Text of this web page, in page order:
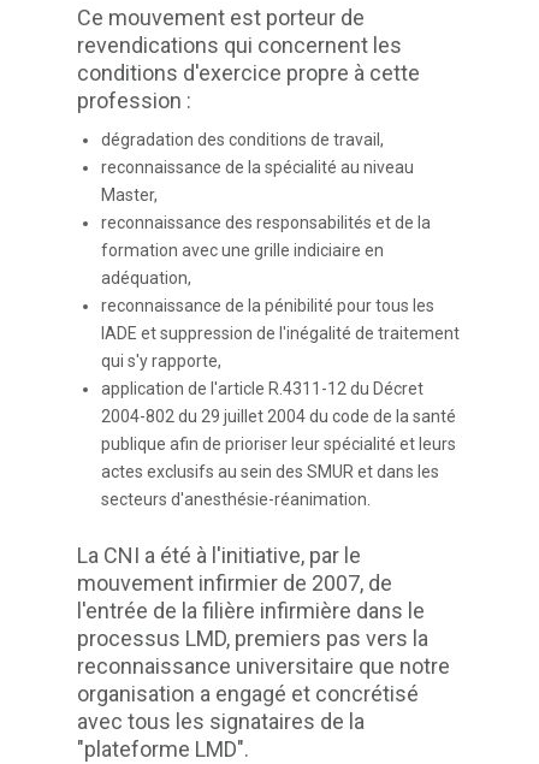
Ce mouvement est porteur de
revendications qui concernent les
conditions d'exercice propre à cette
profession :
dégradation des conditions de travail,
reconnaissance de la spécialité au niveau
Master,
reconnaissance des responsabilités et de la
formation avec une grille indiciaire en
adéquation,
reconnaissance de la pénibilité pour tous les
IADE et suppression de l'inégalité de traitement
qui s'y rapporte,
application de l'article R.4311-12 du Décret
2004-802 du 29 juillet 2004 du code de la santé
publique afin de prioriser leur spécialité et leurs
actes exclusifs au sein des SMUR et dans les
secteurs d'anesthésie-réanimation.
La CNI a été à l'initiative, par le
mouvement infirmier de 2007, de
l'entrée de la filière infirmière dans le
processus LMD, premiers pas vers la
reconnaissance universitaire que notre
organisation a engagé et concrétisé
avec tous les signataires de la
"plateforme LMD".